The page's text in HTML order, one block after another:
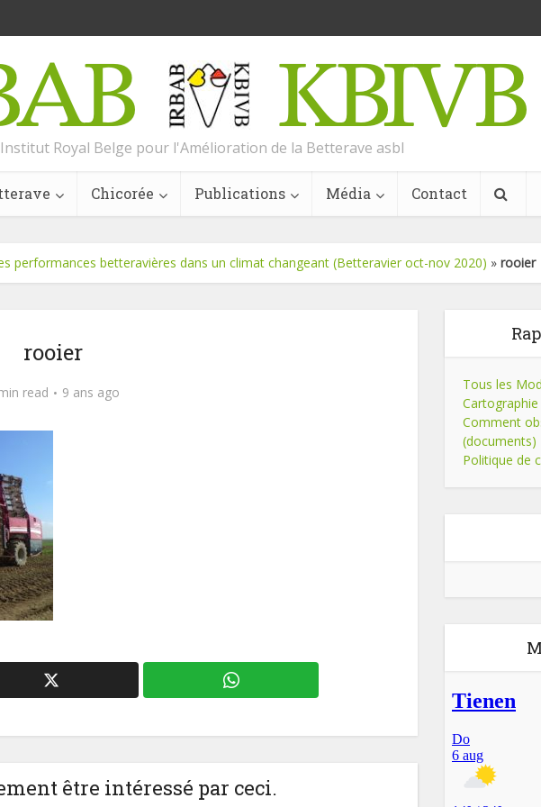
Institut Royal Belge pour l'Amélioration de la Betterave asbl
Chicorée Publications Média Contact
performances betteravières dans un climat changeant (Betteravier oct-nov 2020) » rooier
rooier
read 9 ans ago
être intéressé par ceci.
Tous les
Comment
(documents)
Politique de